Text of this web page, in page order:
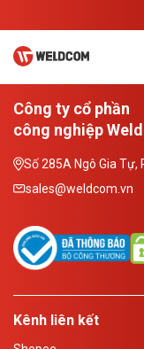
Công ty cổ phần
công nghiệp
Số 285A Ngô Gia Tự,
sales@weldcom.vn
Kênh liên kết